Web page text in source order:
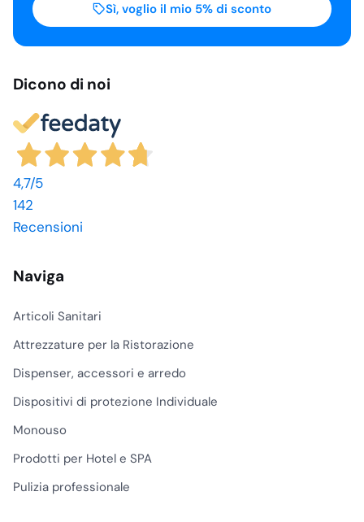
Dicono di noi
4,7/5
142
Recensioni
Naviga
Articoli Sanitari
Attrezzature per la Ristorazione
Dispenser, accessori e arredo
Dispositivi di protezione Individuale
Monouso
Prodotti per Hotel e SPA
Pulizia professionale
Sì, voglio il mio 5% di sconto